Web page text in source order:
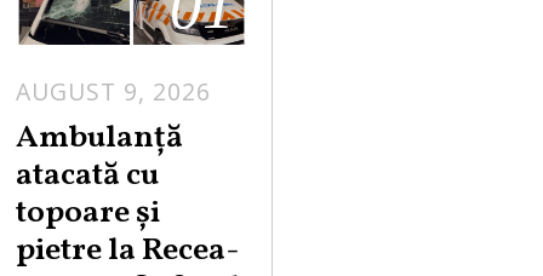
AUGUST 9, 2026
Ambulanță
atacată cu
topoare și
pietre la Recea-